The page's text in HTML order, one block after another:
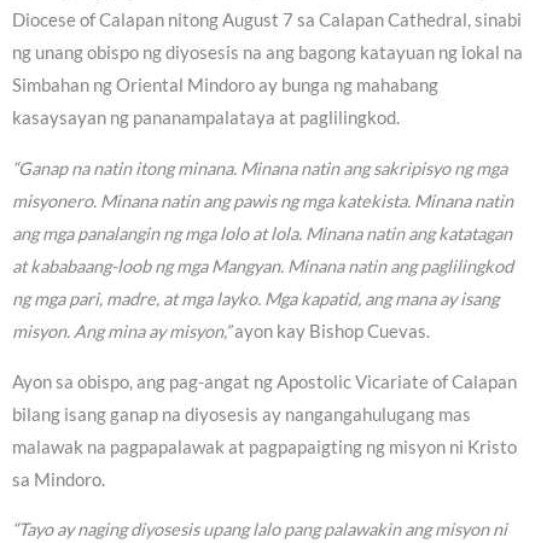
Diocese of Calapan nitong August 7 sa Calapan Cathedral, sinabi
ng unang obispo ng diyosesis na ang bagong katayuan ng lokal na
Simbahan ng Oriental Mindoro ay bunga ng mahabang
kasaysayan ng pananampalataya at paglilingkod.
“Ganap na natin itong minana. Minana natin ang sakripisyo ng mga
misyonero. Minana natin ang pawis ng mga katekista. Minana natin
ang mga panalangin ng mga lolo at lola. Minana natin ang katatagan
at kababaang-loob ng mga Mangyan. Minana natin ang paglilingkod
ng mga pari, madre, at mga layko. Mga kapatid, ang mana ay isang
misyon. Ang mina ay misyon,”ayon kay Bishop Cuevas.
Ayon sa obispo, ang pag-angat ng Apostolic Vicariate of Calapan
bilang isang ganap na diyosesis ay nangangahulugang mas
malawak na pagpapalawak at pagpapaigting ng misyon ni Kristo
sa Mindoro.
“Tayo ay naging diyosesis upang lalo pang palawakin ang misyon ni